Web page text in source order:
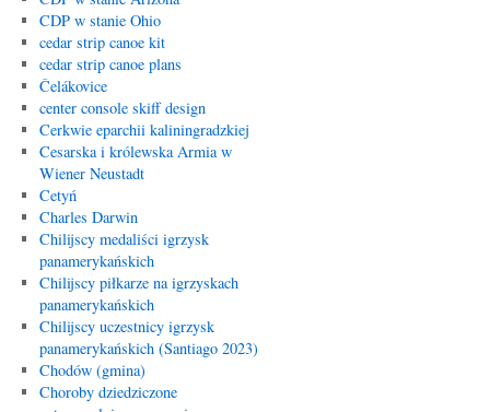
CDP w stanie Ohio
cedar strip canoe kit
cedar strip canoe plans
Čelákovice
center console skiff design
Cerkwie eparchii kaliningradzkiej
Cesarska i królewska Armia w
Wiener Neustadt
Cetyń
Charles Darwin
Chilijscy medaliści igrzysk
panamerykańskich
Chilijscy piłkarze na igrzyskach
panamerykańskich
Chilijscy uczestnicy igrzysk
panamerykańskich (Santiago 2023)
Chodów (gmina)
Choroby dziedziczone